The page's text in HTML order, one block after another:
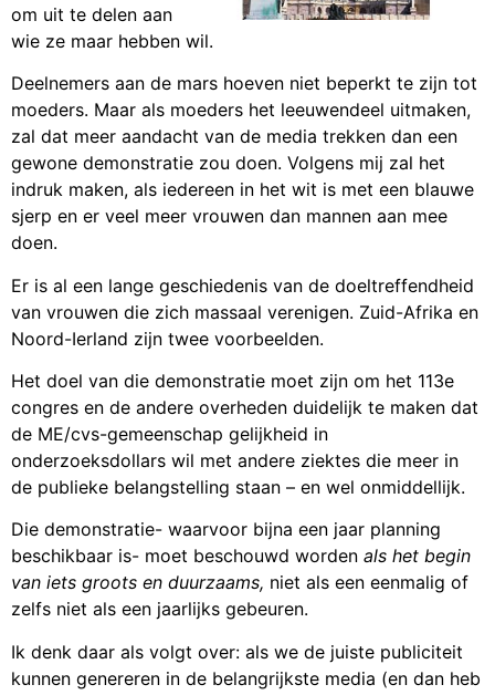
om uit te delen aan
wie ze maar hebben wil.
Deelnemers aan de mars hoeven niet beperkt te zijn tot
moeders. Maar als moeders het leeuwendeel uitmaken,
zal dat meer aandacht van de media trekken dan een
gewone demonstratie zou doen. Volgens mij zal het
indruk maken, als iedereen in het wit is met een blauwe
sjerp en er veel meer vrouwen dan mannen aan mee
doen.
Er is al een lange geschiedenis van de doeltreffendheid
van vrouwen die zich massaal verenigen. Zuid-Afrika en
Noord-Ierland zijn twee voorbeelden.
Het doel van die demonstratie moet zijn om het 113e
congres en de andere overheden duidelijk te maken dat
de ME/cvs-gemeenschap gelijkheid in
onderzoeksdollars wil met andere ziektes die meer in
de publieke belangstelling staan – en wel onmiddellijk.
Die demonstratie- waarvoor bijna een jaar planning
beschikbaar is- moet beschouwd worden als het begin
van iets groots en duurzaams, niet als een eenmalig of
zelfs niet als een jaarlijks gebeuren.
Ik denk daar als volgt over: als we de juiste publiciteit
kunnen genereren in de belangrijkste media (en dan heb